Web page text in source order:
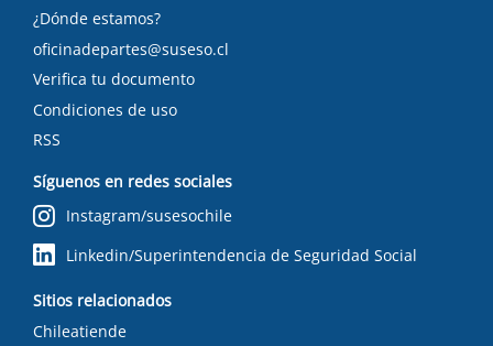
¿Dónde estamos?
oficinadepartes@suseso.cl
Verifica tu documento
Condiciones de uso
RSS
Síguenos en redes sociales
Instagram/susesochile
Linkedin/Superintendencia de Seguridad Social
Sitios relacionados
Chileatiende